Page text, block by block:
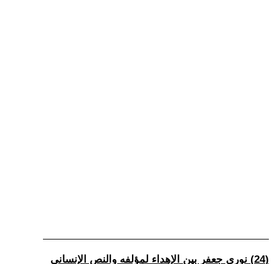
(24) نوري جعفر بين الإهداء لمؤلفه والنص الإنساني